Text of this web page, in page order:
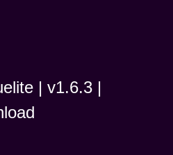
| v1.6.3 |